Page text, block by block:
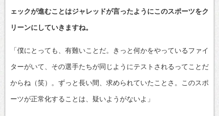
ェックが進むことはジャレッドが言ったようにこのスポーツをク
リーンにしていきますね。
「僕にとっても、有難いことだ。きっと何かをやっているファイ
ターがいて、その選手たちが同じようにテストされるってことだ
からね（笑）。ずっと長い間、求められていたことさ。このスポ
ーツが正常化することは、疑いようがないよ」